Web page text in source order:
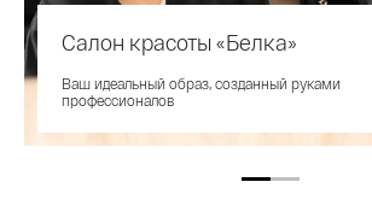
Салон красоты «Белка»
Ваш идеальный образ, созданный руками
профессионалов